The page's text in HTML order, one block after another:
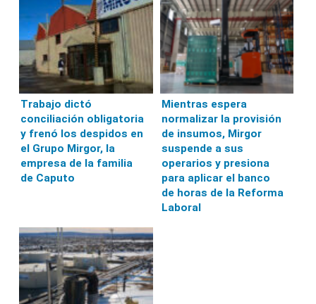
Trabajo dictó
conciliación obligatoria
y frenó los despidos en
el Grupo Mirgor, la
empresa de la familia
de Caputo
Mientras espera
normalizar la provisión
de insumos, Mirgor
suspende a sus
operarios y presiona
para aplicar el banco
de horas de la Reforma
Laboral